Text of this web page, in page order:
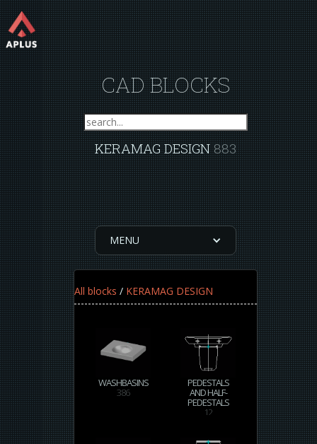
CAD BLOCKS
KERAMAG DESIGN883
MENU
All blocks / KERAMAG DESIGN
WASHBASINS
386
PEDESTALS
AND HALF-
PEDESTALS
12